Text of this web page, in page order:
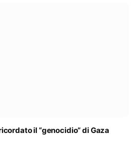
il “genocidio” di Gaza